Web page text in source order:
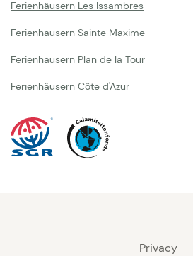
Ferienhäusern Les Issambres
Ferienhäusern Sainte Maxime
Ferienhäusern Plan de la Tour
Ferienhäusern Côte d'Azur
Privacy